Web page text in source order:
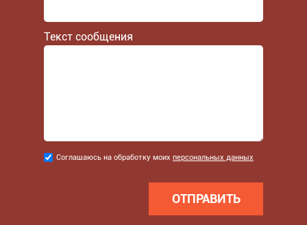
Текст сообщения
Соглашаюсь
Соглашаюсь на обработку моих персональных данных